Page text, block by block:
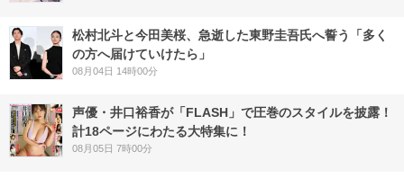
松村北斗と今田美桜、急逝した東野圭吾氏へ誓う「多く
の方へ届けていけたら」
08月04日 14時00分
声優・井口裕香が「FLASH」で圧巻のスタイルを披露！
計18ページにわたる大特集に！
08月05日 7時00分